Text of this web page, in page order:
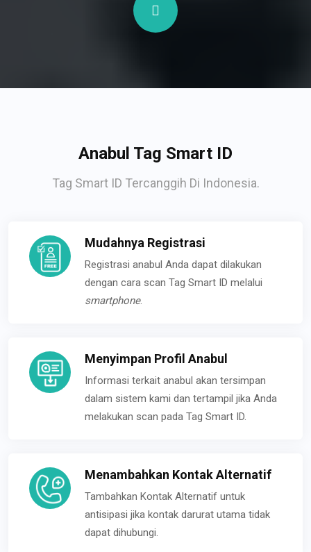
Anabul Tag Smart ID
Tag Smart ID Tercanggih Di Indonesia.
Mudahnya Registrasi
Registrasi anabul Anda dapat dilakukan
dengan cara scan Tag Smart ID melalui
smartphone.
Menyimpan Profil Anabul
Informasi terkait anabul akan tersimpan
dalam sistem kami dan tertampil jika Anda
melakukan scan pada Tag Smart ID.
Menambahkan Kontak Alternatif
Tambahkan Kontak Alternatif untuk
antisipasi jika kontak darurat utama tidak
dapat dihubungi.